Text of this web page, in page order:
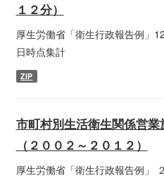
１２分）
厚生労働省「衛生行政報告例」
日時点集計
ZIP
市町村別生活衛生関係営業
（２００２～２０１２）
厚生労働省「衛生行政報告例」